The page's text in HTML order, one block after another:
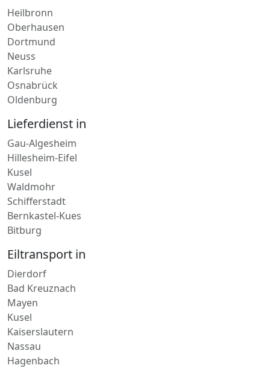
Italien
Paketdienst in
Heilbronn
Oberhausen
Dortmund
Neuss
Osnabrück
Oldenburg
Lieferdienst in
Gau-Algesheim
Hillesheim-Eifel
Kusel
Waldmohr
Bernkastel-Kues
Bitburg
Eiltransport in
Dierdorf
Bad Kreuznach
Mayen
Kusel